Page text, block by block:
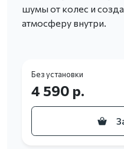
шумы от колес и
атмосферу внутри.
Без установки
4 590 р.